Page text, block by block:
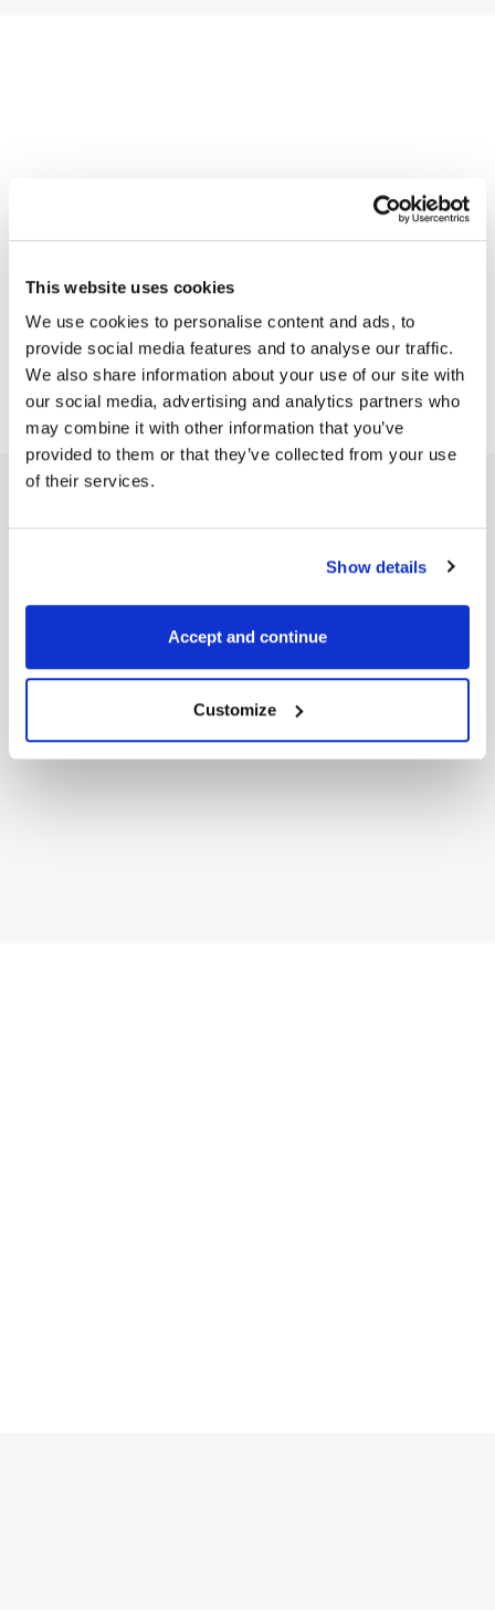
This website uses cookies
We use cookies to personalise content and ads, to
provide social media features and to analyse our traffic.
We also share information about your use of our site with
our social media, advertising and analytics partners who
may combine it with other information that you’ve
provided to them or that they’ve collected from your use
of their services.
Show details
Accept and continue
Customize